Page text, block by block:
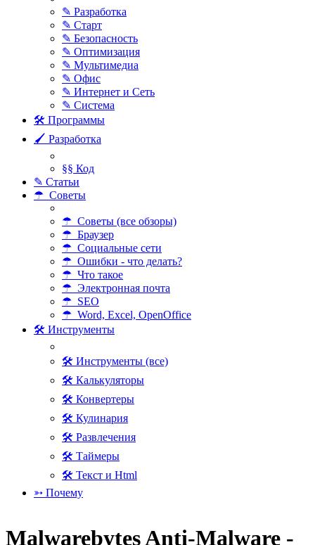
✎ Разработка
✎ Старт
✎ Безопасность
✎ Оптимизация
✎ Мультимедиа
✎ Офис
✎ Интернет и Сеть
✎ Система
🛠 Программы
🖌 Разработка
§§ Код
✎ Статьи
☂ Советы
☂ Советы (все обзоры)
☂ Браузер
☂ Социальные сети
☂ Ошибки - что делать?
☂ Что такое
☂ Электронная почта
☂ SEO
☂ Word, Excel, OpenOffice
🛠 Инструменты
🛠 Инструменты (все)
🛠 Калькуляторы
🛠 Конвертеры
🛠 Кулинария
🛠 Развлечения
🛠 Таймеры
🛠 Текст и Html
➳ Почему
Malwarebytes Anti-Malware -